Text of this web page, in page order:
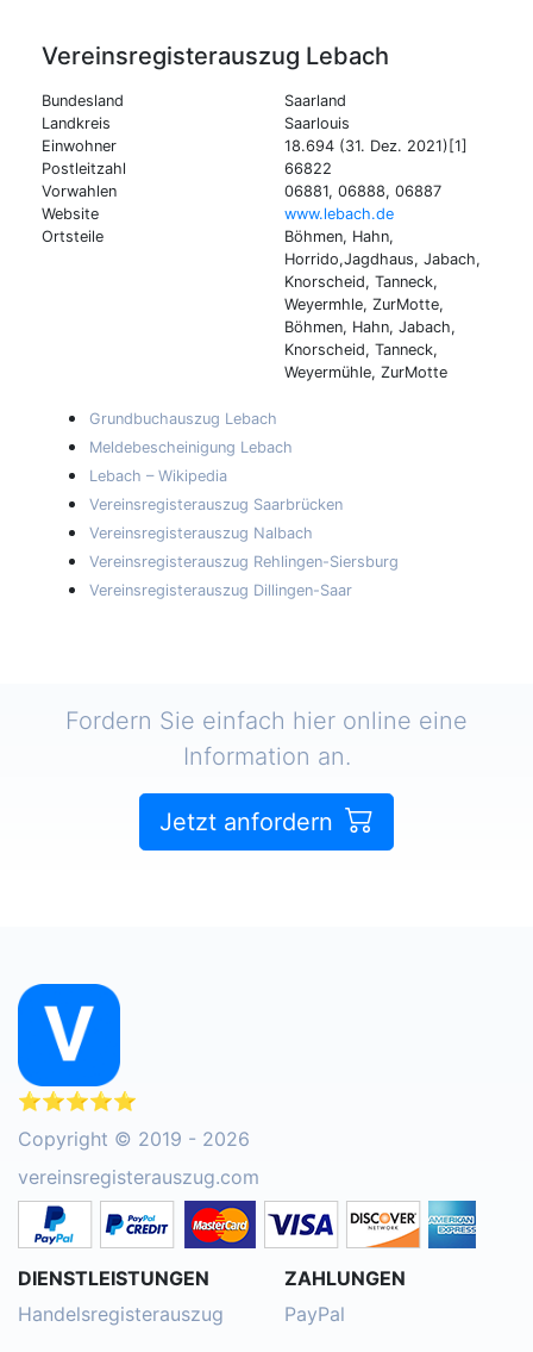
Vereinsregisterauszug Lebach
Bundesland
Saarland
Landkreis
Saarlouis
Einwohner
18.694 (31. Dez. 2021)[1]
Postleitzahl
66822
Vorwahlen
06881, 06888, 06887
Website
www.lebach.de
Ortsteile
Böhmen, Hahn,
Horrido,Jagdhaus, Jabach,
Knorscheid, Tanneck,
Weyermhle, ZurMotte,
Böhmen, Hahn, Jabach,
Knorscheid, Tanneck,
Weyermühle, ZurMotte
Grundbuchauszug Lebach
Meldebescheinigung Lebach
Lebach – Wikipedia
Vereinsregisterauszug Saarbrücken
Vereinsregisterauszug Nalbach
Vereinsregisterauszug Rehlingen-Siersburg
Vereinsregisterauszug Dillingen-Saar
Fordern Sie einfach hier online eine
Information an.
Jetzt anfordern
⭐⭐⭐⭐⭐
Copyright © 2019 - 2026
vereinsregisterauszug.com
DIENSTLEISTUNGEN
Handelsregisterauszug
ZAHLUNGEN
PayPal